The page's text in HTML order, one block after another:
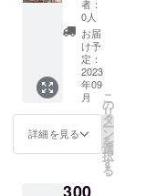
さ：約
4cm／
およそ2
～3人
前）を
お届け
しま
す。 ・
冷凍便
す。 ・
しま
す。
品はバ
ウム
クーヘ
ンSサイ
ズ（1個
あたり
の商品
サイズ
直径：
約
13.5cm
さ：約
キドッ
グパー
クの
ホーム
ページ
SNS、
チラシ
等にワ
ンちゃ
んを掲
す。 ■
者：
0人
お届
け予
定：
2023
年09
月
詳細を見る
こ
の
リ
タ
ー
ン
を
選
択
す
る
300